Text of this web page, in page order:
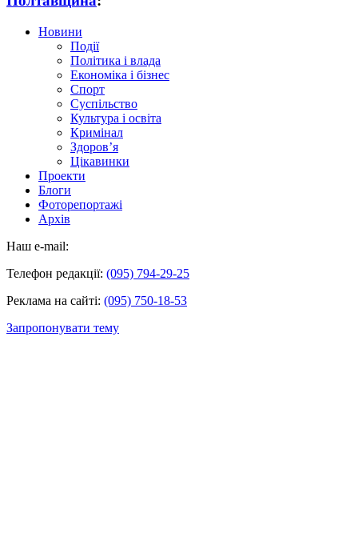
Новини
Події
Політика і влада
Економіка і бізнес
Спорт
Суспільство
Культура і освіта
Кримінал
Здоров’я
Цікавинки
Проекти
Блоги
Фоторепортажі
Архів
Наш e-mail:
Телефон редакції: (095) 794-29-25
Реклама на сайті: (095) 750-18-53
Запропонувати тему